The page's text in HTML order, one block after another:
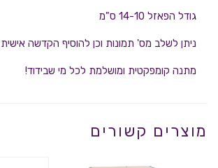
גודל הפאזל 14-10 ס"מ
ניתן לשלב מס' תמונות וכן להוסיף הקדשה
מתנה קומפקטית ומושלמת לכל מי שבידוד!
מוצרים קשורים